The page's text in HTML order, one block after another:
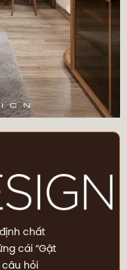
chất
cái “Gật
câu hỏi